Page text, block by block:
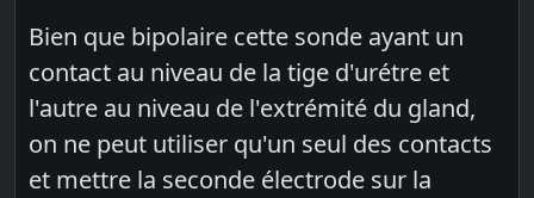
Bien que bipolaire cette sonde ayant un
contact au niveau de la tige d'urétre et
l'autre au niveau de l'extrémité du gland,
on ne peut utiliser qu'un seul des contacts
et mettre la seconde électrode sur la